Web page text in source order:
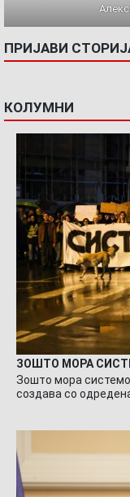
ПРИЈАВИ
КОЛУМНИ
ЗОШТО МОРА
Зошто мора
создава со